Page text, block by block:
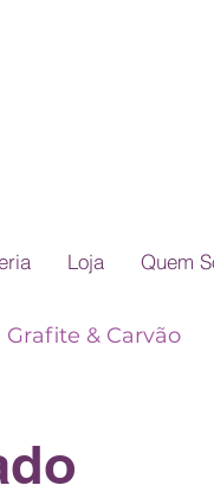
Loja Quem
Grafite & Carvão